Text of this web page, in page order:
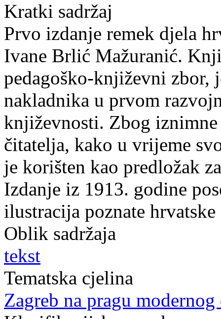
Kratki sadržaj
Prvo izdanje remek djela
Ivane Brlić Mažuranić.
pedagoško-književni zbor,
nakladnika u prvom
književnosti. Zbog
čitatelja, kako u vrijeme
je korišten kao predložak
Izdanje iz 1913. godine
ilustracija poznate
Oblik sadržaja
tekst
Tematska cjelina
Zagreb na pragu modernog